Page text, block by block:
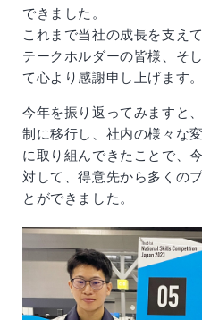
できました。
これまで当社の成長を支え
テークホルダーの皆様、そ
て心より感謝申し上げます。
今年を振り返ってみますと
制に移行し、社内の様々な
に取り組んできたことで、
対して、得意先から多くの
とができました。